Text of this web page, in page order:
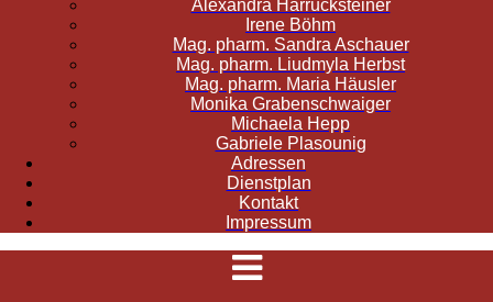
Alexandra Harrucksteiner
Irene Böhm
Mag. pharm. Sandra Aschauer
Mag. pharm. Liudmyla Herbst
Mag. pharm. Maria Häusler
Monika Grabenschwaiger
Michaela Hepp
Gabriele Plasounig
Adressen
Dienstplan
Kontakt
Impressum